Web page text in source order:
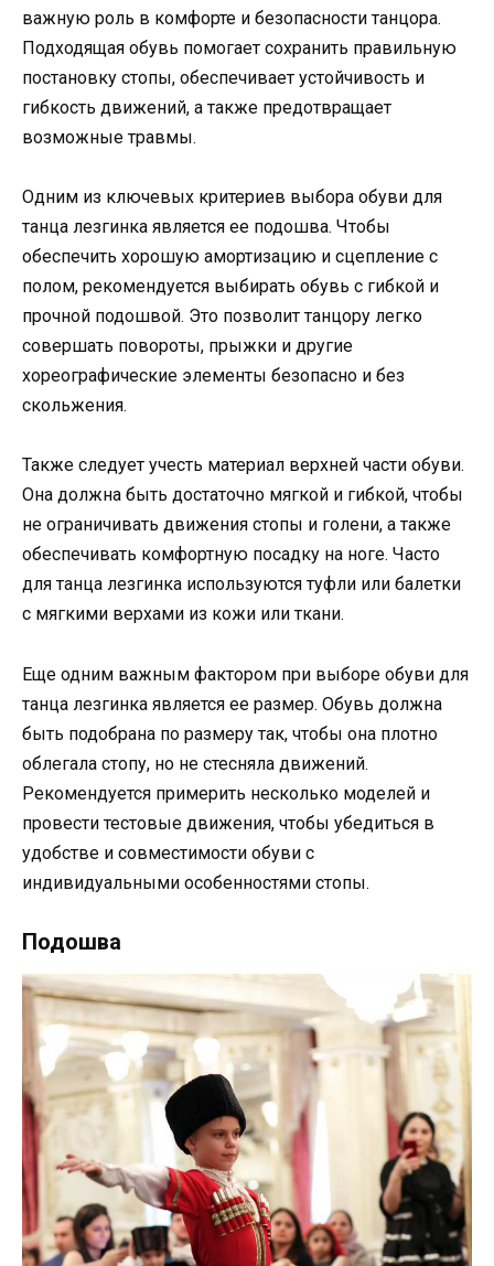
важную роль в комфорте и безопасности танцора.
Подходящая обувь помогает сохранить правильную
постановку стопы, обеспечивает устойчивость и
гибкость движений, а также предотвращает
возможные травмы.
Одним из ключевых критериев выбора обуви для
танца лезгинка является ее подошва. Чтобы
обеспечить хорошую амортизацию и сцепление с
полом, рекомендуется выбирать обувь с гибкой и
прочной подошвой. Это позволит танцору легко
совершать повороты, прыжки и другие
хореографические элементы безопасно и без
скольжения.
Также следует учесть материал верхней части обуви.
Она должна быть достаточно мягкой и гибкой, чтобы
не ограничивать движения стопы и голени, а также
обеспечивать комфортную посадку на ноге. Часто
для танца лезгинка используются туфли или балетки
с мягкими верхами из кожи или ткани.
Еще одним важным фактором при выборе обуви для
танца лезгинка является ее размер. Обувь должна
быть подобрана по размеру так, чтобы она плотно
облегала стопу, но не стесняла движений.
Рекомендуется примерить несколько моделей и
провести тестовые движения, чтобы убедиться в
удобстве и совместимости обуви с
индивидуальными особенностями стопы.
Подошва